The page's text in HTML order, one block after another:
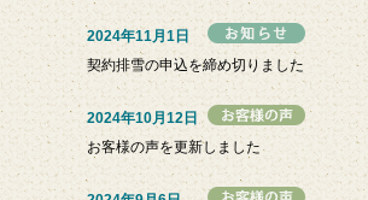
2024年11月1日
契約排雪の申込を締め切りました
2024年10月12日
お客様の声を更新しました